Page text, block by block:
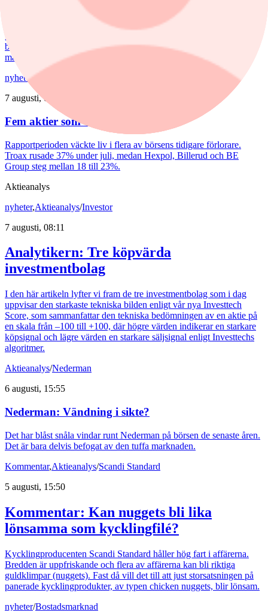
En andra våg av dyra energipriser kan nå oss redan i höst. Europas
besvärligt höga elpriser, fyra kronor dyrare bensin och att
matpriserna tickar uppåt.
nyheter/
7 augusti, 08:48
Fem aktier som tog revansch i juli
Rapportperioden väckte liv i flera av börsens tidigare förlorare.
Troax rusade 37% under juli, medan Hexpol, Billerud och BE
Group steg mellan 18 till 23%.
Aktieanalys
nyheter,Aktieanalys/Investor
7 augusti, 08:11
Analytikern: Tre köpvärda
investmentbolag
I den här artikeln lyfter vi fram de tre investmentbolag som i dag
uppvisar den starkaste tekniska bilden enligt vår nya Investtech
Score, som sammanfattar den tekniska bedömningen av en aktie på
en skala från –100 till +100, där högre värden indikerar en starkare
köpsignal och lägre värden en starkare säljsignal enligt Investtechs
algoritmer.
Aktieanalys/Nederman
6 augusti, 15:55
Nederman: Vändning i sikte?
Det har blåst snåla vindar runt Nederman på börsen de senaste åren.
Det är bara delvis befogat av den tuffa marknaden.
Kommentar,Aktieanalys/Scandi Standard
5 augusti, 15:50
Kommentar: Kan nuggets bli lika
lönsamma som kycklingfilé?
Kycklingproducenten Scandi Standard håller hög fart i affärerna.
Bredden är uppfriskande och flera av affärerna kan bli riktiga
guldklimpar (nuggets). Fast då vill det till att just storsatsningen på
panerade kycklingprodukter, av typen chicken nuggets, blir lönsam.
nyheter/Bostadsmarknad